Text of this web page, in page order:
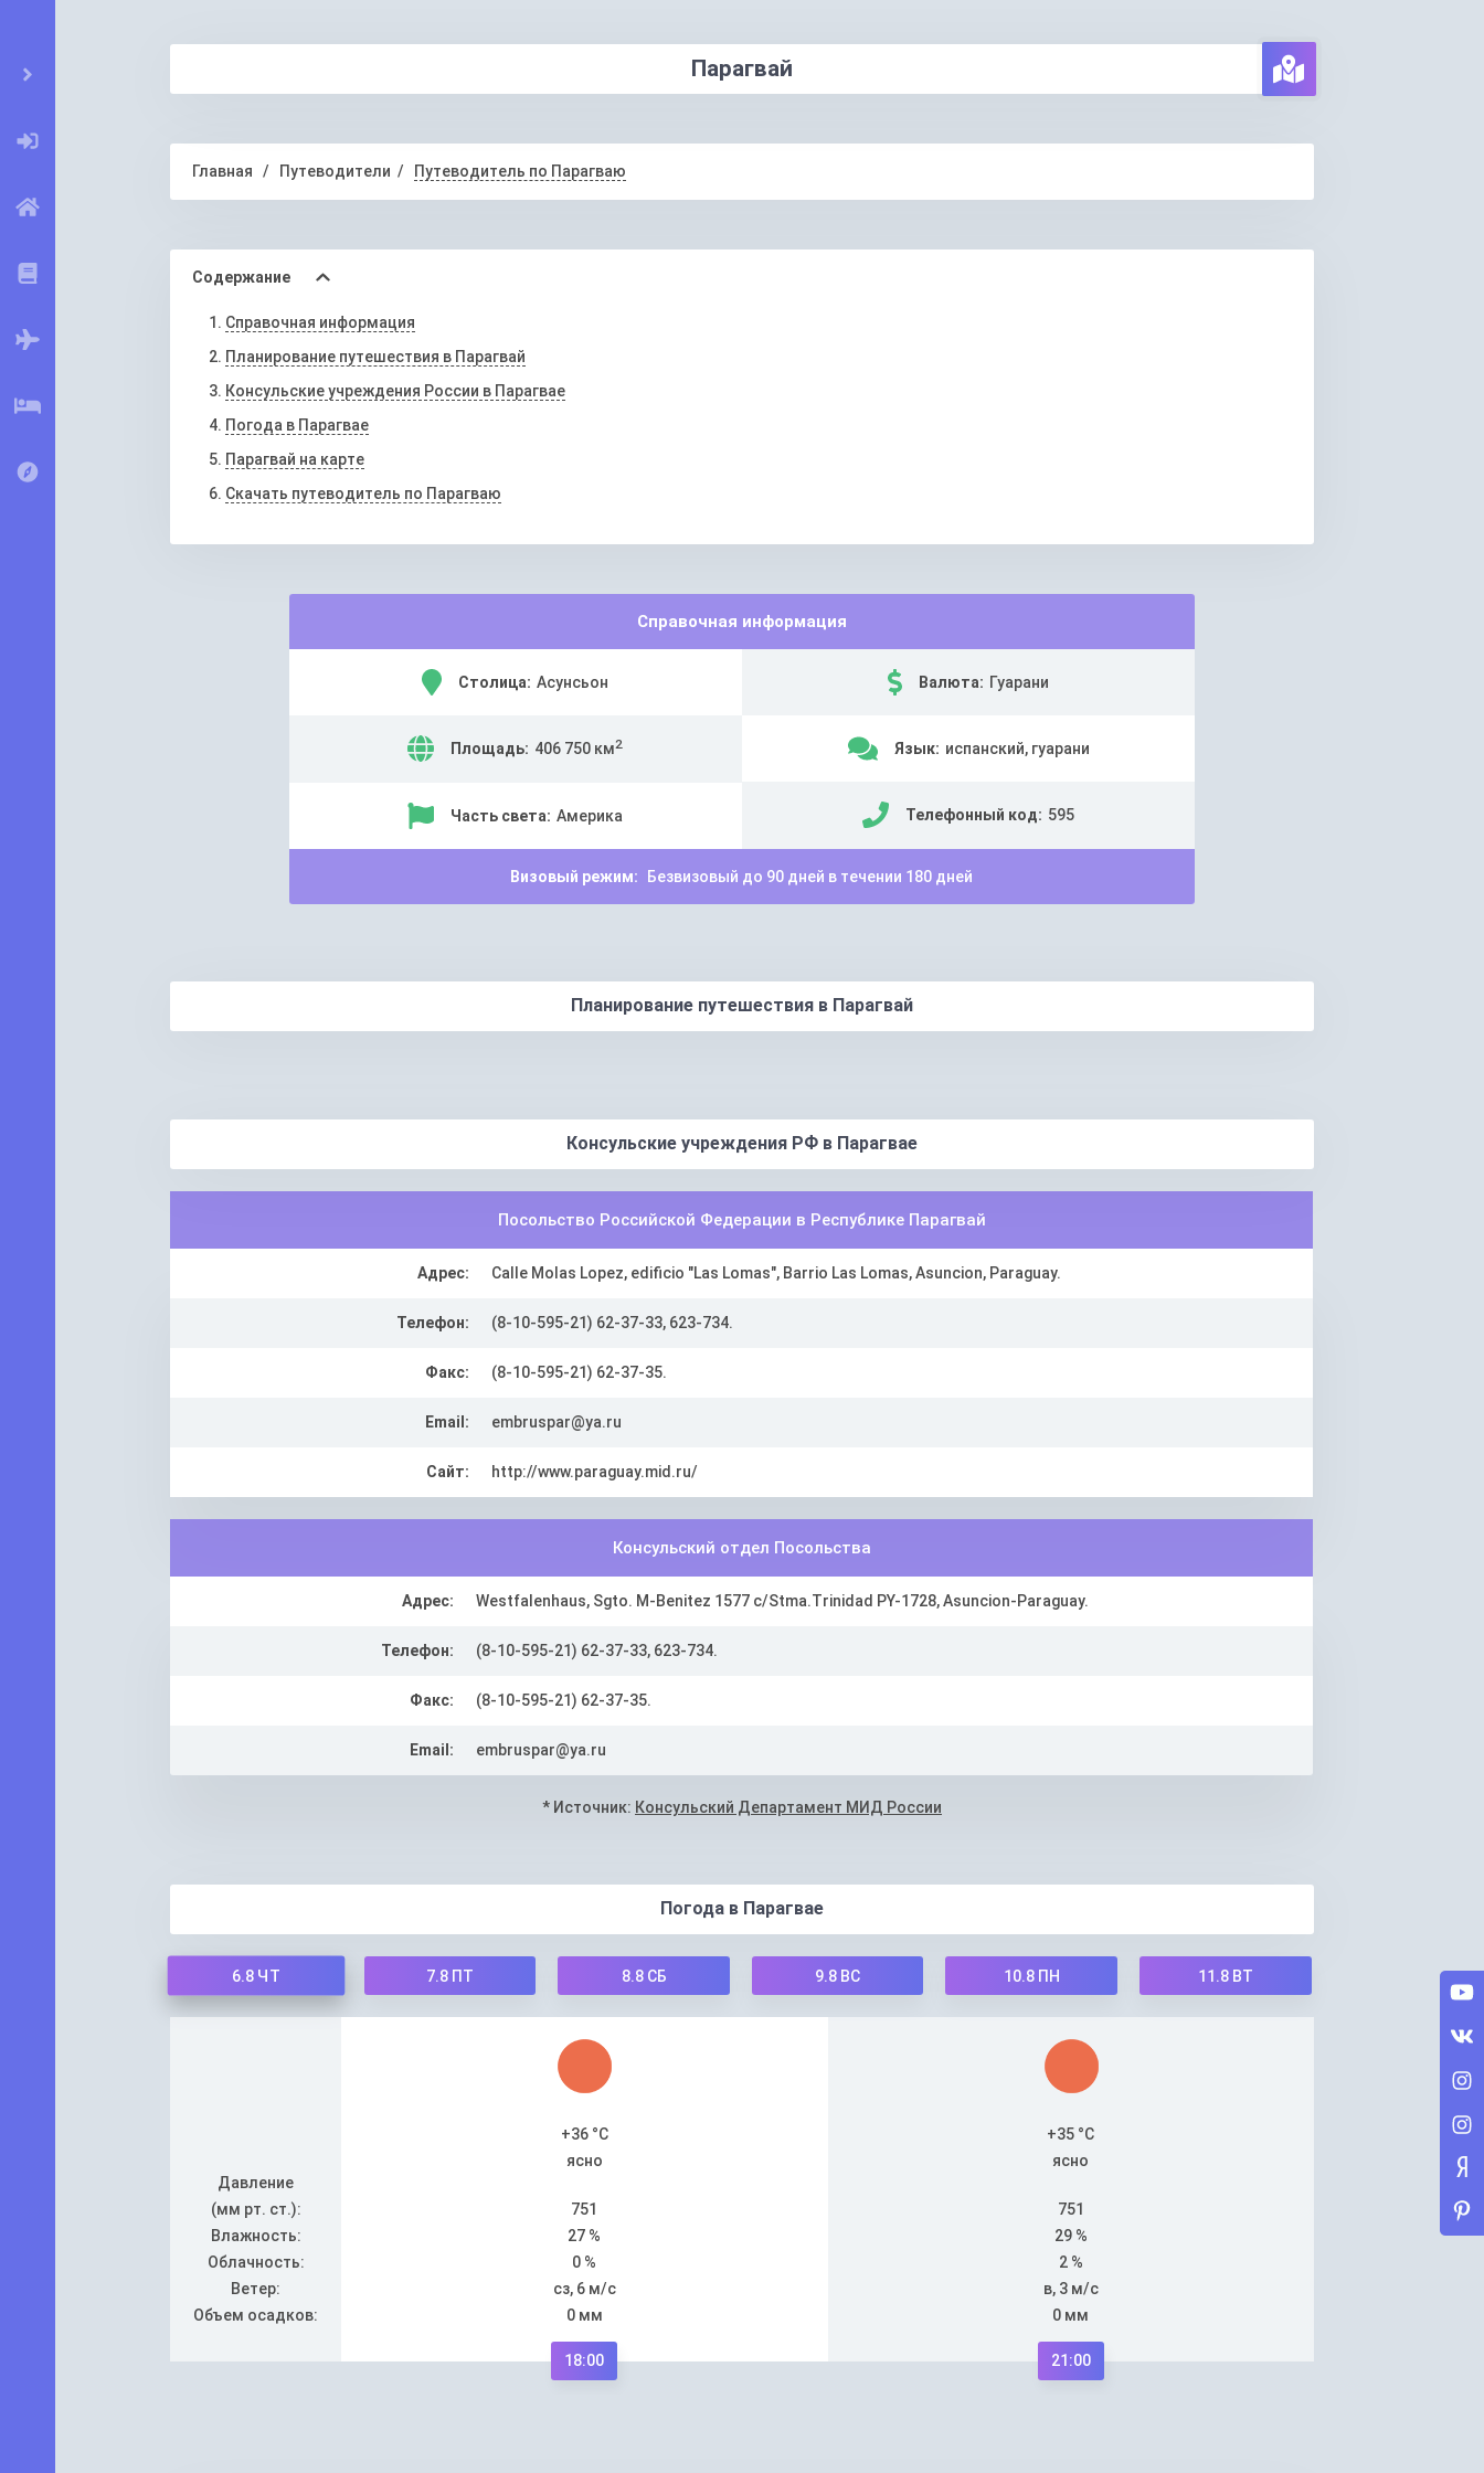
Парагвай
Главная Путеводители Путеводитель по Парагваю
Содержание
Справочная информация
Планирование путешествия в Парагвай
Консульские учреждения России в Парагвае
Погода в Парагвае
Парагвай на карте
Скачать путеводитель по Парагваю
Справочная информация
Столица: Асунсьон
Площадь: 406 750 км2
Часть света: Америка
Валюта: Гуарани
Язык: испанский, гуарани
Телефонный код: 595
Визовый режим: Безвизовый до 90 дней в течении 180 дней
Планирование путешествия в Парагвай
Консульские учреждения РФ в Парагвае
Посольство Российской Федерации в Республике Парагвай
Адрес: Calle Molas Lopez, edificio "Las Lomas", Barrio Las Lomas, Asuncion, Paraguay.
Телефон: (8-10-595-21) 62-37-33, 623-734.
Факс: (8-10-595-21) 62-37-35.
Email: embruspar@ya.ru
Сайт: http://www.paraguay.mid.ru/
Консульский отдел Посольства
Адрес: Westfalenhaus, Sgto. M-Benitez 1577 c/Stma.Trinidad PY-1728, Asuncion-Paraguay.
Телефон: (8-10-595-21) 62-37-33, 623-734.
Факс: (8-10-595-21) 62-37-35.
Email: embruspar@ya.ru
* Источник: Консульский Департамент МИД России
Погода в Парагвае
6.8 ЧТ 7.8 ПТ 8.8СБ 9.8 ВС 10.8ПН 11.8ВТ
Давление
(мм рт. ст.):
Влажность:
Облачность:
Ветер:
Объем осадков:
+36 °C
ясно
751
27 %
0 %
сз, 6 м/с
0 мм
18:00
+35 °C
ясно
751
29 %
2 %
в, 3 м/с
0 мм
21:00